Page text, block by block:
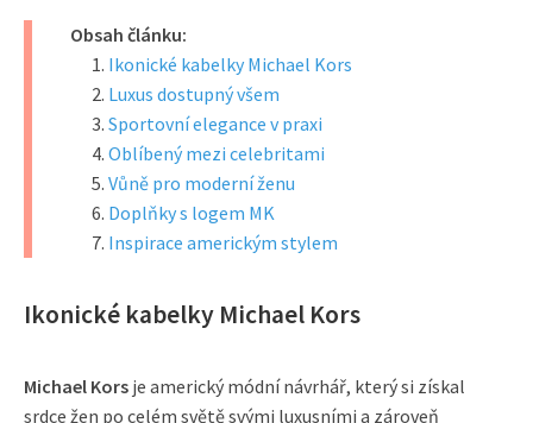
Obsah článku:
Ikonické kabelky Michael Kors
Luxus dostupný všem
Sportovní elegance v praxi
Oblíbený mezi celebritami
Vůně pro moderní ženu
Doplňky s logem MK
Inspirace americkým stylem
Ikonické kabelky Michael Kors
Michael Kors je americký módní návrhář, který si získal
srdce žen po celém světě svými luxusními a zároveň